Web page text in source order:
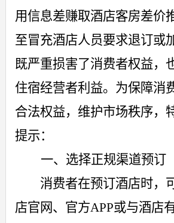
用信息差赚取酒店客房差价
至冒充酒店人员要求退订或
既严重损害了消费者权益，
住宿经营者利益。为保障消
合法权益，维护市场秩序，
提示：
一、选择正规渠道预订
消费者在预订酒店时，
店官网、官方APP或与酒店